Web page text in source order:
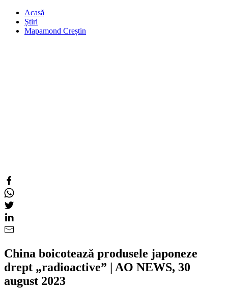
Acasă
Știri
Mapamond Creștin
China boicotează produsele japoneze
drept „radioactive” | AO NEWS, 30
august 2023